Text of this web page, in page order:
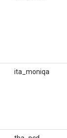
ita_moniqa